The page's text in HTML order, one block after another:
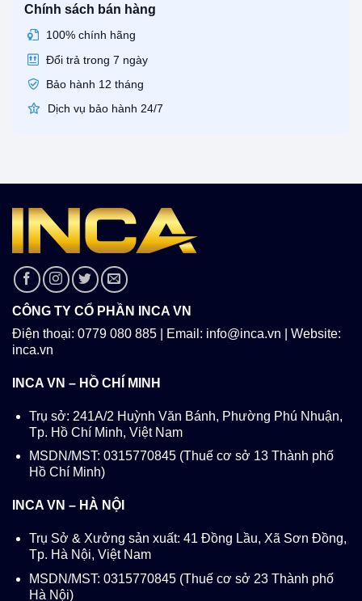
Chính sách bán hàng
100% chính hãng
Đổi trả trong 7 ngày
Bảo hành 12 tháng
Dịch vụ bảo hành 24/7
CÔNG TY CỔ PHẦN INCA VN
Điện thoại: 0779 080 885 | Email: info@inca.vn | Website:
inca.vn
INCA VN – HỒ CHÍ MINH
Trụ sở: 241A/2 Huỳnh Văn Bánh, Phường Phú Nhuận,
Tp. Hồ Chí Minh, Việt Nam
MSDN/MST: 0315770845 (Thuế cơ sở 13 Thành phố
Hồ Chí Minh)
INCA VN – HÀ NỘI
Trụ Sở & Xưởng sản xuất: 41 Đồng Lầu, Xã Sơn Đồng,
Tp. Hà Nội, Việt Nam
MSDN/MST: 0315770845 (Thuế cơ sở 23 Thành phố
Hà Nội)